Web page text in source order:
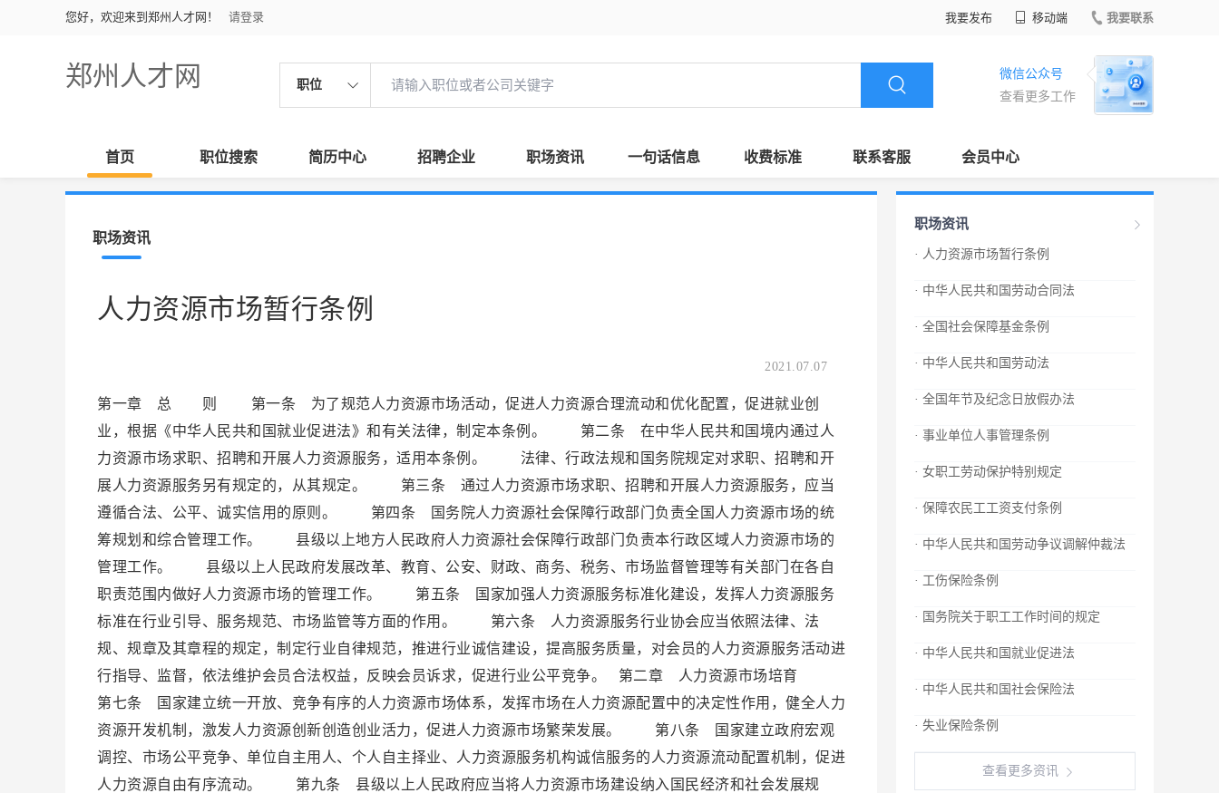
您好，欢迎来到郑州人才网！ 请登录 我要发布 移动端 我要联系
郑州人才网 职位
微信公众号
查看更多工作
首页 职位搜索 简历中心 招聘企业 职场资讯 一句话信息 收费标准 联系客服 会员中心
职场资讯
人力资源市场暂行条例
2021.07.07
第一章 总 则 第一条 为了规范人力资源市场活动，促进人力资源合理流动和优化配置，促进就业创
业，根据《中华人民共和国就业促进法》和有关法律，制定本条例。 第二条 在中华人民共和国境内通过人
力资源市场求职、招聘和开展人力资源服务，适用本条例。 法律、行政法规和国务院规定对求职、招聘和开
展人力资源服务另有规定的，从其规定。 第三条 通过人力资源市场求职、招聘和开展人力资源服务，应当
遵循合法、公平、诚实信用的原则。 第四条 国务院人力资源社会保障行政部门负责全国人力资源市场的统
筹规划和综合管理工作。 县级以上地方人民政府人力资源社会保障行政部门负责本行政区域人力资源市场的
管理工作。 县级以上人民政府发展改革、教育、公安、财政、商务、税务、市场监督管理等有关部门在各自
职责范围内做好人力资源市场的管理工作。 第五条 国家加强人力资源服务标准化建设，发挥人力资源服务
标准在行业引导、服务规范、市场监管等方面的作用。 第六条 人力资源服务行业协会应当依照法律、法
规、规章及其章程的规定，制定行业自律规范，推进行业诚信建设，提高服务质量，对会员的人力资源服务活动进
行指导、监督，依法维护会员合法权益，反映会员诉求，促进行业公平竞争。 第二章 人力资源市场培育
第七条 国家建立统一开放、竞争有序的人力资源市场体系，发挥市场在人力资源配置中的决定性作用，健全人力
资源开发机制，激发人力资源创新创造创业活力，促进人力资源市场繁荣发展。 第八条 国家建立政府宏观
调控、市场公平竞争、单位自主用人、个人自主择业、人力资源服务机构诚信服务的人力资源流动配置机制，促进
人力资源自由有序流动。 第九条 县级以上人民政府应当将人力资源市场建设纳入国民经济和社会发展规
职场资讯
· 人力资源市场暂行条例
· 中华人民共和国劳动合同法
· 全国社会保障基金条例
· 中华人民共和国劳动法
· 全国年节及纪念日放假办法
· 事业单位人事管理条例
· 女职工劳动保护特别规定
· 保障农民工工资支付条例
· 中华人民共和国劳动争议调解仲裁法
· 工伤保险条例
· 国务院关于职工工作时间的规定
· 中华人民共和国就业促进法
· 中华人民共和国社会保险法
· 失业保险条例
查看更多资讯